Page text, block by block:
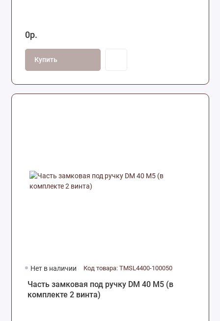
0р.
Купить
Нет в наличии Код товара: TMSL4400-100050
Часть замковая под ручку DM 40 M5 (в
комплекте 2 винта)